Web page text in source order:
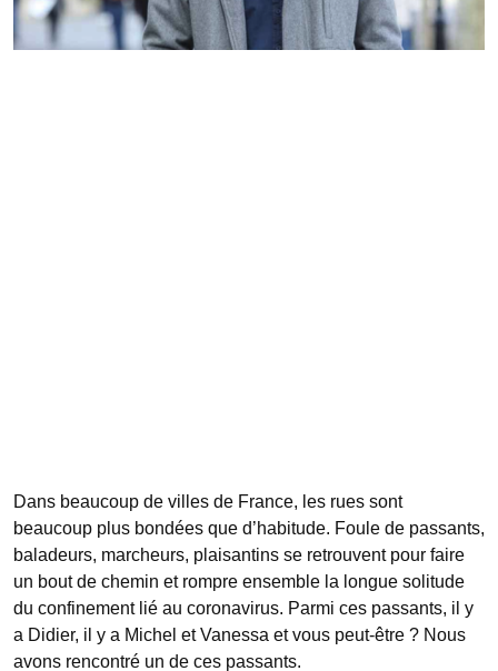
Dans beaucoup de villes de France, les rues sont
beaucoup plus bondées que d’habitude. Foule de passants,
baladeurs, marcheurs, plaisantins se retrouvent pour faire
un bout de chemin et rompre ensemble la longue solitude
du confinement lié au coronavirus. Parmi ces passants, il y
a Didier, il y a Michel et Vanessa et vous peut-être ? Nous
avons rencontré un de ces passants.